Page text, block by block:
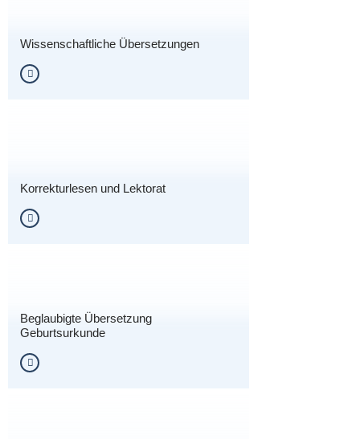
Wissenschaftliche Übersetzungen
Korrekturlesen und Lektorat
Beglaubigte Übersetzung
Geburtsurkunde